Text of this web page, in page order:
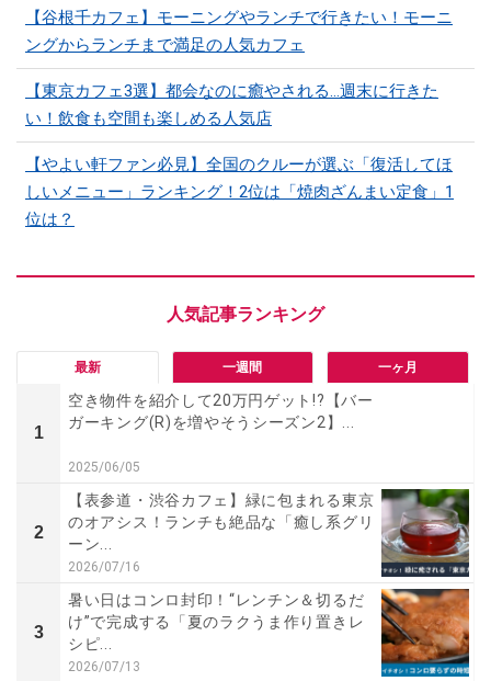
【谷根千カフェ】モーニングやランチで行きたい！モーニ
ングからランチまで満足の人気カフェ
【東京カフェ3選】都会なのに癒やされる…週末に行きた
い！飲食も空間も楽しめる人気店
【やよい軒ファン必見】全国のクルーが選ぶ「復活してほ
しいメニュー」ランキング！2位は「焼肉ざんまい定食」1
位は？
最新 一週間 一ヶ月
1
空き物件を紹介して20万円ゲット!?【バー
ガーキング(R)を増やそうシーズン2】...
2025/06/05
2
【表参道・渋谷カフェ】緑に包まれる東京
のオアシス！ランチも絶品な「癒し系グリ
ーン...
2026/07/16
3
暑い日はコンロ封印！“レンチン＆切るだ
け”で完成する「夏のラクうま作り置きレ
シピ...
2026/07/13